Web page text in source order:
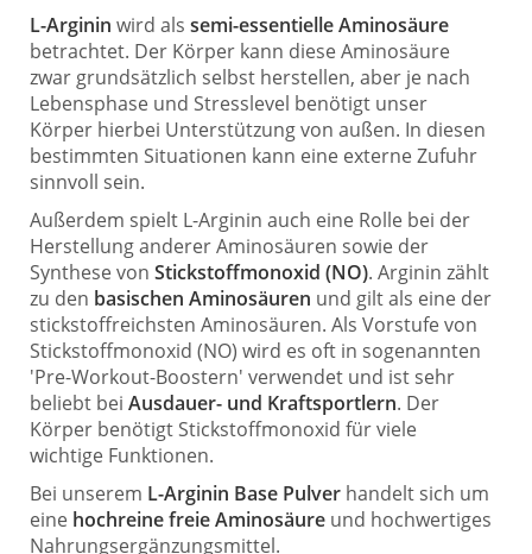
L-Arginin wird als semi-essentielle Aminosäure
betrachtet. Der Körper kann diese Aminosäure
zwar grundsätzlich selbst herstellen, aber je nach
Lebensphase und Stresslevel benötigt unser
Körper hierbei Unterstützung von außen. In diesen
bestimmten Situationen kann eine externe Zufuhr
sinnvoll sein.
Außerdem spielt L-Arginin auch eine Rolle bei der
Herstellung anderer Aminosäuren sowie der
Synthese von Stickstoffmonoxid (NO). Arginin zählt
zu den basischen Aminosäuren und gilt als eine der
stickstoffreichsten Aminosäuren. Als Vorstufe von
Stickstoffmonoxid (NO) wird es oft in sogenannten
'Pre-Workout-Boostern' verwendet und ist sehr
beliebt bei Ausdauer- und Kraftsportlern. Der
Körper benötigt Stickstoffmonoxid für viele
wichtige Funktionen.
Bei unserem L-Arginin Base Pulver handelt sich um
eine hochreine freie Aminosäure und hochwertiges
Nahrungsergänzungsmittel.